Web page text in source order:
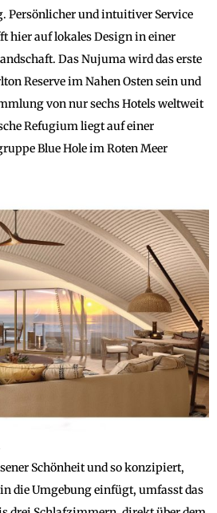
Persönlicher und intuitiver Service
hier auf lokales Design in einer
Das Nujuma wird das erste
Reserve im Nahen Osten sein und
von nur sechs Hotels weltweit
Refugium liegt auf einer
Blue Hole im Roten Meer
Schönheit und so konzipiert,
die Umgebung einfügt, umfasst das